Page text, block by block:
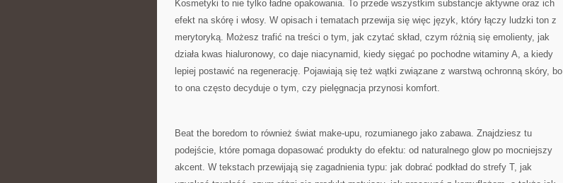
Kosmetyki to nie tylko ładne opakowania. To przede wszystkim substancje aktywne oraz ich
efekt na skórę i włosy. W opisach i tematach przewija się więc język, który łączy ludzki ton z
merytoryką. Możesz trafić na treści o tym, jak czytać skład, czym różnią się emolienty, jak
działa kwas hialuronowy, co daje niacynamid, kiedy sięgać po pochodne witaminy A, a kiedy
lepiej postawić na regenerację. Pojawiają się też wątki związane z warstwą ochronną skóry, bo
to ona często decyduje o tym, czy pielęgnacja przynosi komfort.
Beat the boredom to również świat make-upu, rozumianego jako zabawa. Znajdziesz tu
podejście, które pomaga dopasować produkty do efektu: od naturalnego glow po mocniejszy
akcent. W tekstach przewijają się zagadnienia typu: jak dobrać podkład do strefy T, jak